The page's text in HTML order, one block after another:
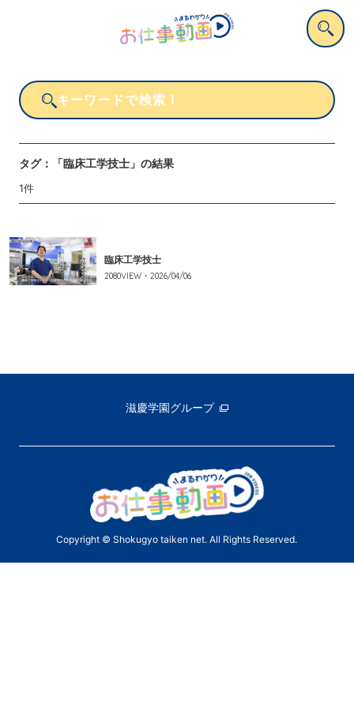
タグ： 「臨床工学技士」 の結果
1件
臨床工学技士
2080VIEW・ 2026/04/06
滋慶学園グループ
Copyright © Shokugyo taiken net. All Rights Reserved.